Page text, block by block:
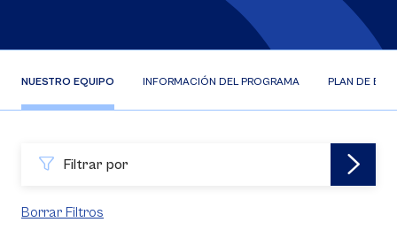
NUESTRO EQUIPO INFORMACIÓN DEL PROGRAMA PLAN DE
Filtrar por
Borrar Filtros